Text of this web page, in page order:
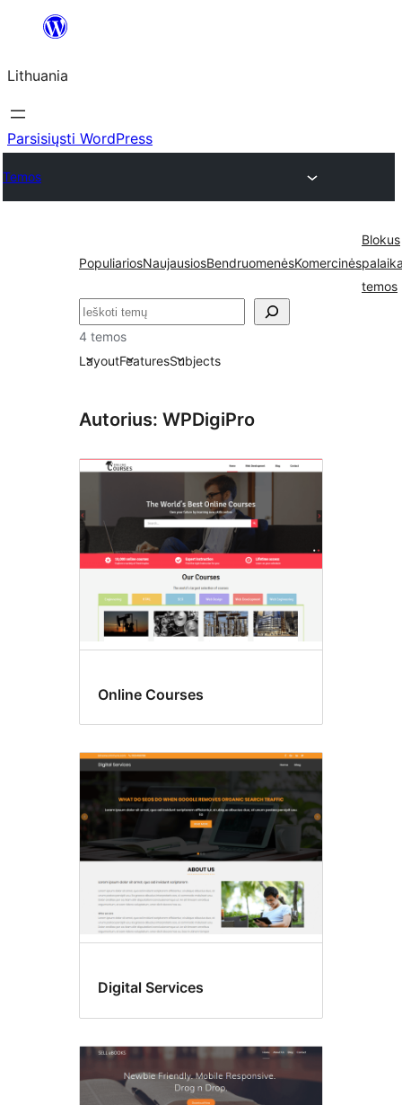
turinio
Lithuania
Parsisiųsti WordPress
Temos
PopuliariosNaujausiosBendruomenėsKomercinės
Blokus
temos
Paieška
4 temos
LayoutFeaturesSubjects
Autorius: WPDigiPro
Online Courses
Digital Services